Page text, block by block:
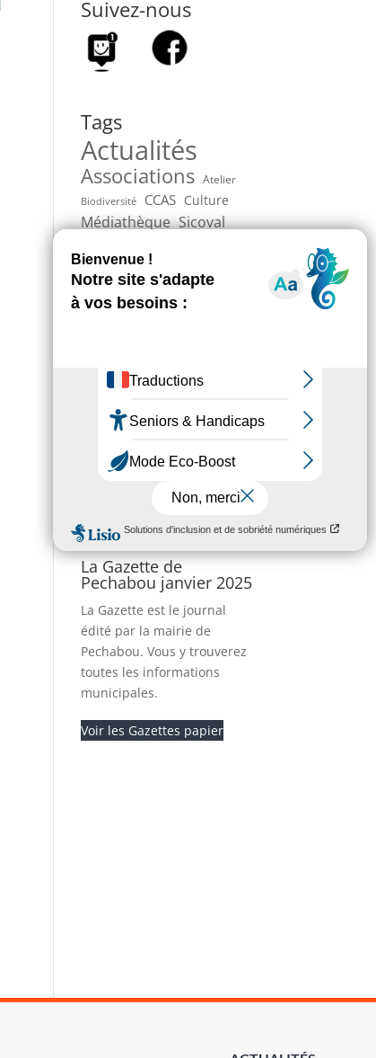
Suivez-nous
Tags
Actualités
Associations Atelier
Biodiversité CCAS Culture
Médiathèque Sicoval
La Gazette de
Pechabou janvier 2025
La Gazette est le journal
édité par la mairie de
Pechabou. Vous y trouverez
toutes les informations
municipales.
Voir les Gazettes papier